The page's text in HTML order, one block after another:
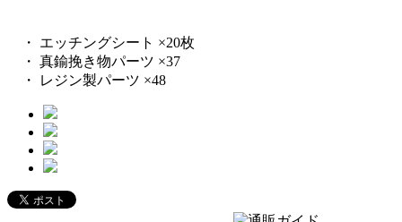
・ エッチングシート ×20枚
・ 真鍮挽き物パーツ ×37
・ レジン製パーツ ×48